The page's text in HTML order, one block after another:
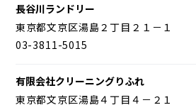
長谷川ランドリー
東京都文京区湯島２丁目２１－１
03-3811-5015
有限会社クリーニングりふれ
東京都文京区湯島４丁目４－２１